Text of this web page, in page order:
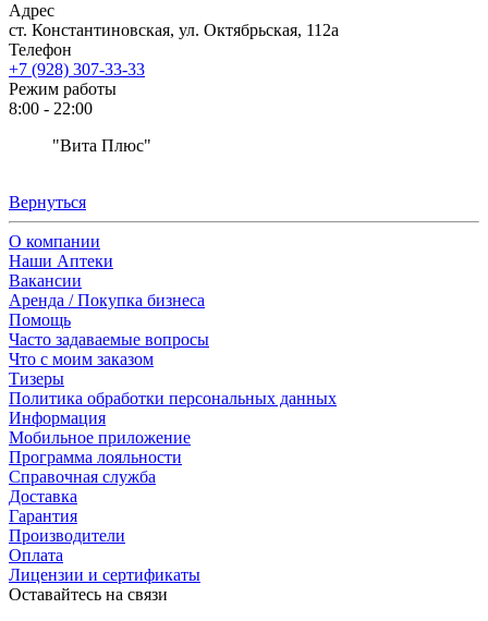
Адрес
ст. Константиновская, ул. Октябрьская, 112а
Телефон
+7 (928) 307-33-33
Режим работы
8:00 - 22:00
"Вита Плюс"
Вернуться
О компании
Наши Аптеки
Вакансии
Аренда / Покупка бизнеса
Помощь
Часто задаваемые вопросы
Что с моим заказом
Тизеры
Политика обработки персональных данных
Информация
Мобильное приложение
Программа лояльности
Справочная служба
Доставка
Гарантия
Производители
Оплата
Лицензии и сертификаты
Оставайтесь на связи